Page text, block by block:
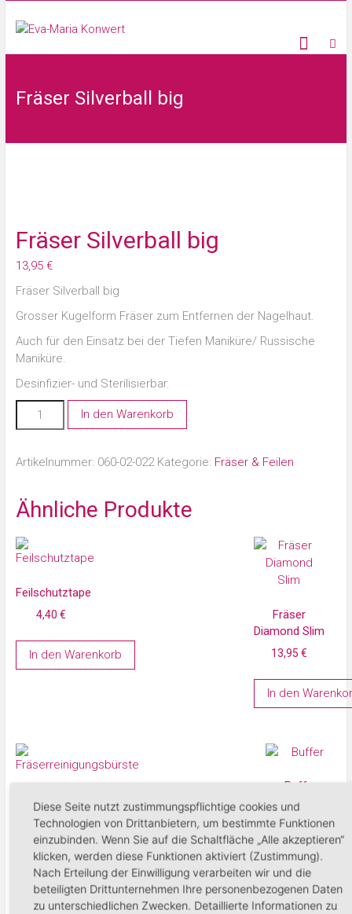
Fräser Silverball big
Fräser Silverball big
13,95 €
Fräser Silverball big
Grosser Kugelform Fräser zum Entfernen der Nagelhaut.
Auch für den Einsatz bei der Tiefen Maniküre/ Russische
Maniküre.
Desinfizier- und Sterilisierbar.
In den Warenkorb
Artikelnummer: 060-02-022 Kategorie: Fräser & Feilen
Ähnliche Produkte
Feilschutztape
4,40 €
In den Warenkorb
Fräser
Diamond Slim
13,95 €
In den
Fräserreinigungsbürste
9,90€
In den Warenkorb
Buffer
1,90
In den
Diese Seite nutzt zustimmungspflichtige cookies und
Technologien von Drittanbietern, um bestimmte Funktionen
einzubinden. Wenn Sie auf die Schaltfläche „Alle akzeptieren“
klicken, werden diese Funktionen aktiviert (Zustimmung).
Nach Erteilung der Einwilligung verarbeiten wir und die
beteiligten Drittunternehmen Ihre personenbezogenen Daten
zu unterschiedlichen Zwecken. Detaillierte Informationen zu